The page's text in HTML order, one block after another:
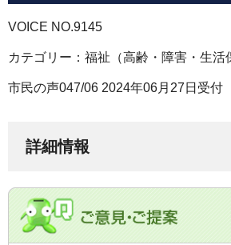
VOICE NO.9145
カテゴリー：福祉（高齢・障害・生活
市民の声047/06 2024年06月27日受付
詳細情報